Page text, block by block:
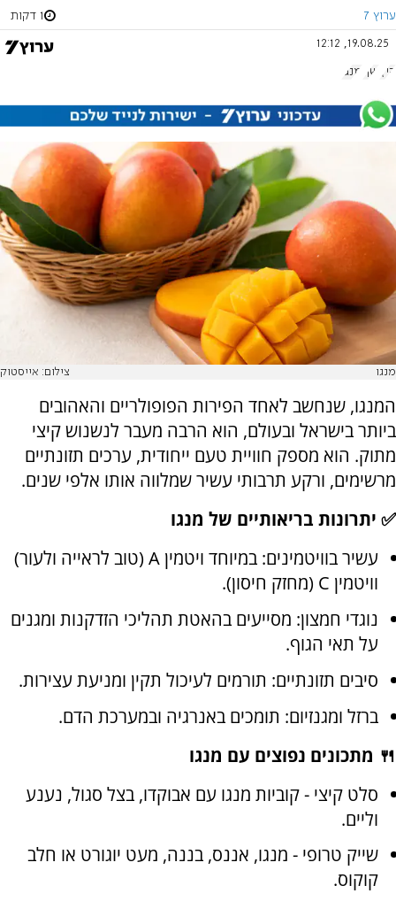
ערוץ 7 1 דקות
19.08.25, 12:12
קיץ שף מנגו
מנגו צילום: אייסטוק
המנגו, שנחשב לאחד הפירות הפופולריים והאהובים
ביותר בישראל ובעולם, הוא הרבה מעבר לנשנוש קיצי
מתוק. הוא מספק חוויית טעם ייחודית, ערכים תזונתיים
מרשימים, ורקע תרבותי עשיר שמלווה אותו אלפי שנים.
✅ יתרונות בריאותיים של מנגו
עשיר בוויטמינים: במיוחד ויטמין A (טוב לראייה ולעור)
וויטמין C (מחזק חיסון).
נוגדי חמצון: מסייעים בהאטת תהליכי הזדקנות ומגנים
על תאי הגוף.
סיבים תזונתיים: תורמים לעיכול תקין ומניעת עצירות.
ברזל ומגנזיום: תומכים באנרגיה ובמערכת הדם.
🍴 מתכונים נפוצים עם מנגו
סלט קיצי - קוביות מנגו עם אבוקדו, בצל סגול, נענע
וליים.
שייק טרופי - מנגו, אננס, בננה, מעט יוגורט או חלב
קוקוס.